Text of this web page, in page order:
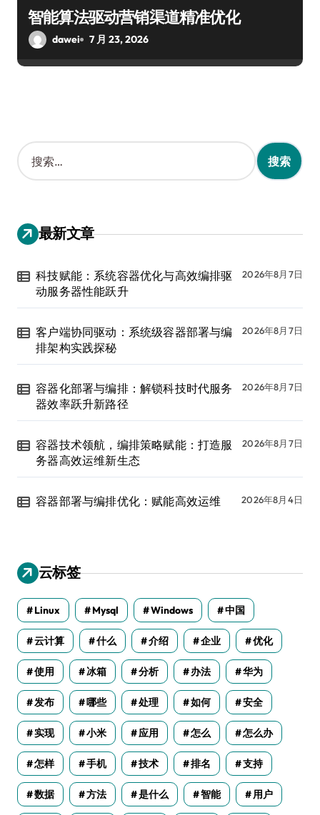
智能算法驱动营销渠道精准优化
dawei 7 月 23, 2026
搜
索
：
最新文章
科技赋能：系统容器优化与高效编排驱
动服务器性能跃升
2026年8月7日
客户端协同驱动：系统级容器部署与编
排架构实践探秘
2026年8月7日
容器化部署与编排：解锁科技时代服务
器效率跃升新路径
2026年8月7日
容器技术领航，编排策略赋能：打造服
务器高效运维新生态
2026年8月7日
容器部署与编排优化：赋能高效运维 2026年8月4日
云标签
Linux Mysql Windows 中国
云计算 什么 介绍 企业 优化
使用 冰箱 分析 办法 华为
发布 哪些 处理 如何 安全
实现 小米 应用 怎么 怎么办
怎样 手机 技术 排名 支持
数据 方法 是什么 智能 用户